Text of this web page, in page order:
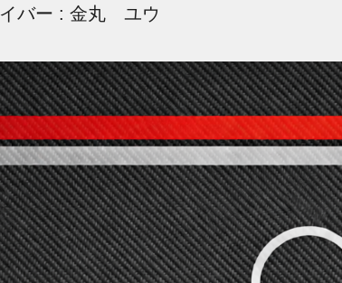
バー : 金丸 ユウ